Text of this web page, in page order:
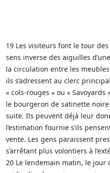
19 Les visiteurs font le tour
sens inverse des aiguilles
la circulation entre les
ils s’adressent au clerc
« cols-rouges » ou «
le bourgeron de satinette
suite. Ils peuvent déjà leur
l’estimation fournie s’ils
vente. Les gens paraissent
s’arrêtant plus volontiers à
20 Le lendemain matin, le jour